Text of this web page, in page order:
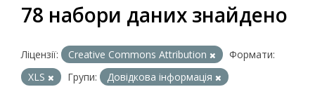
78 набори даних знайдено
Ліцензії: Creative Commons Attribution
Формати:
XLS
Групи:
Довідкова інформація